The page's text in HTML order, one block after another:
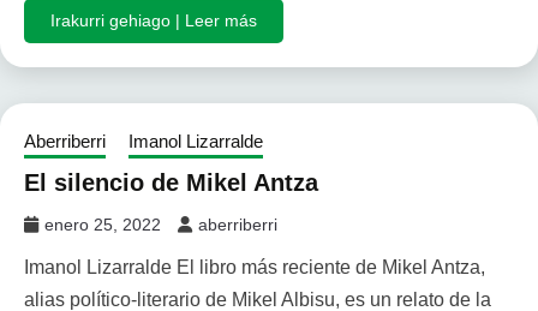
Irakurri gehiago | Leer más
Aberriberri Imanol Lizarralde
El silencio de Mikel Antza
enero 25, 2022 aberriberri
Imanol Lizarralde El libro más reciente de Mikel Antza,
alias político-literario de Mikel Albisu, es un relato de la